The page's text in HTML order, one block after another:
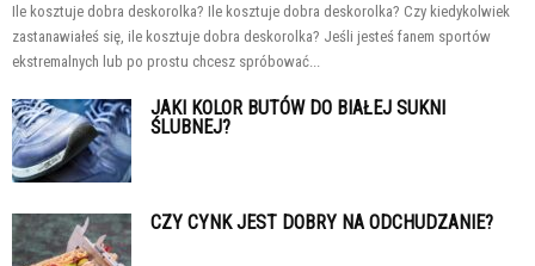
Ile kosztuje dobra deskorolka? Ile kosztuje dobra deskorolka? Czy kiedykolwiek
zastanawiałeś się, ile kosztuje dobra deskorolka? Jeśli jesteś fanem sportów
ekstremalnych lub po prostu chcesz spróbować...
JAKI KOLOR BUTÓW DO BIAŁEJ SUKNI
ŚLUBNEJ?
CZY CYNK JEST DOBRY NA ODCHUDZANIE?